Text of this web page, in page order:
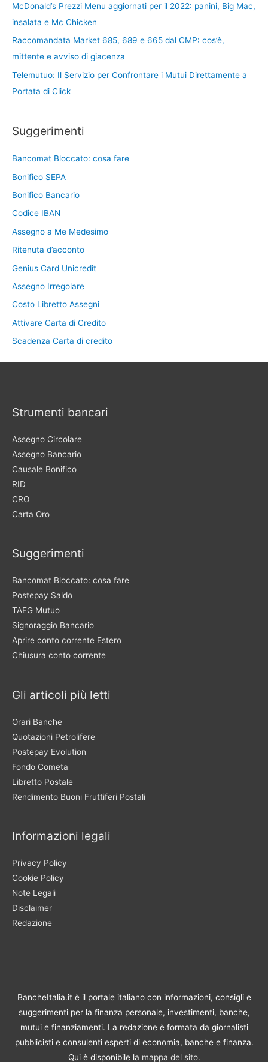
McDonald’s Prezzi Menu aggiornati per il 2022: panini, Big Mac,
insalata e Mc Chicken
Raccomandata Market 685, 689 e 665 dal CMP: cos’è,
mittente e avviso di giacenza
Telemutuo: Il Servizio per Confrontare i Mutui Direttamente a
Portata di Click
Suggerimenti
Bancomat Bloccato: cosa fare
Bonifico SEPA
Bonifico Bancario
Codice IBAN
Assegno a Me Medesimo
Ritenuta d’acconto
Genius Card Unicredit
Assegno Irregolare
Costo Libretto Assegni
Attivare Carta di Credito
Scadenza Carta di credito
Strumenti bancari
Assegno Circolare
Assegno Bancario
Causale Bonifico
RID
CRO
Carta Oro
Suggerimenti
Bancomat Bloccato: cosa fare
Postepay Saldo
TAEG Mutuo
Signoraggio Bancario
Aprire conto corrente Estero
Chiusura conto corrente
Gli articoli più letti
Orari Banche
Quotazioni Petrolifere
Postepay Evolution
Fondo Cometa
Libretto Postale
Rendimento Buoni Fruttiferi Postali
Informazioni legali
Privacy Policy
Cookie Policy
Note Legali
Disclaimer
Redazione
BancheItalia.it è il portale italiano con informazioni, consigli e
suggerimenti per la finanza personale, investimenti, banche,
mutui e finanziamenti. La redazione è formata da giornalisti
pubblicisti e consulenti esperti di economia, banche e finanza.
Qui è disponibile la mappa del sito.